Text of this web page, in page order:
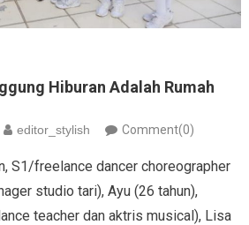
Hiburan Adalah Rumah
editor_stylish Comment(0)
S1/freelance dancer choreographer
studio tari), Ayu (26 tahun),
teacher dan aktris musical), Lisa